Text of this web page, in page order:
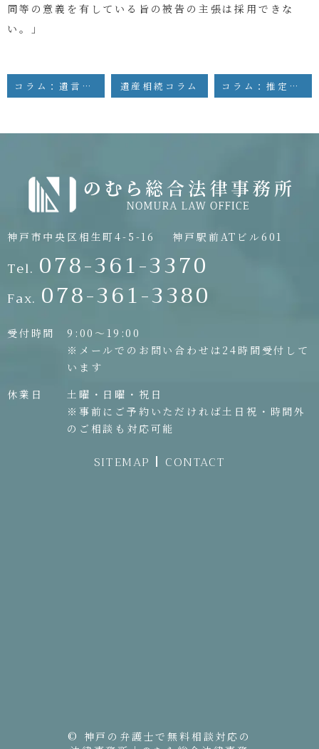
同等の意義を有している旨の被告の主張は採用できな
い。」
コラム：遺言の内容を考慮し遺言能力を否定した裁判例 遺産相続コラム コラム：推定相続人は公正証書遺言作成の際に事実上立ち会うことができるか
神戸市中央区相生町4-5-16 神戸駅前ATビル601
Tel. 078-361-3370
Fax. 078-361-3380
受付時間
9:00〜19:00
※メールでのお問い合わせは24時間受付して
います
休業日
土曜・日曜・祝日
※事前にご予約いただければ土日祝・時間外
のご相談も対応可能
SITEMAP CONTACT
© 神戸の弁護士で無料相談対応の